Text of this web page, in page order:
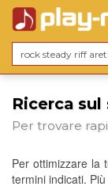
Ricerca
Per trovare
Per ottimizzare la
termini indicati.